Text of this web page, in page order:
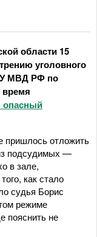
области 15
уголовного
МВД РФ по
время
опасный
пришлось отложить
подсудимых —
в зале,
как стало
судья Борис
режиме
пояснить не